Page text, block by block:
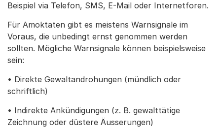
Beispiel via Telefon, SMS, E-Mail oder Internetforen.
Für Amoktaten gibt es meistens Warnsignale im
Voraus, die unbedingt ernst genommen werden
sollten. Mögliche Warnsignale können beispielsweise
sein:
• Direkte Gewaltandrohungen (mündlich oder
schriftlich)
• Indirekte Ankündigungen (z. B. gewalttätige
Zeichnung oder düstere Äusserungen)